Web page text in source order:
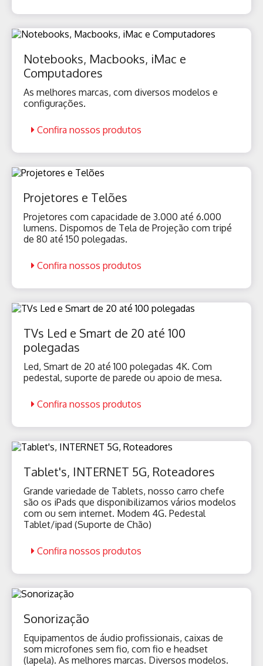
Notebooks, Macbooks, iMac e
Computadores
As melhores marcas, com diversos modelos e
configurações.
Confira nossos produtos
Projetores e Telões
Projetores com capacidade de 3.000 até 6.000
lumens. Dispomos de Tela de Projeção com tripé
de 80 até 150 polegadas.
Confira nossos produtos
TVs Led e Smart de 20 até 100
polegadas
Led, Smart de 20 até 100 polegadas 4K. Com
pedestal, suporte de parede ou apoio de mesa.
Confira nossos produtos
Tablet's, INTERNET 5G, Roteadores
Grande variedade de Tablets, nosso carro chefe
são os iPads que disponibilizamos vários modelos
com ou sem internet. Modem 4G. Pedestal
Tablet/ipad (Suporte de Chão)
Confira nossos produtos
Sonorização
Equipamentos de áudio profissionais, caixas de
som microfones sem fio, com fio e headset
(lapela). As melhores marcas. Diversos modelos.